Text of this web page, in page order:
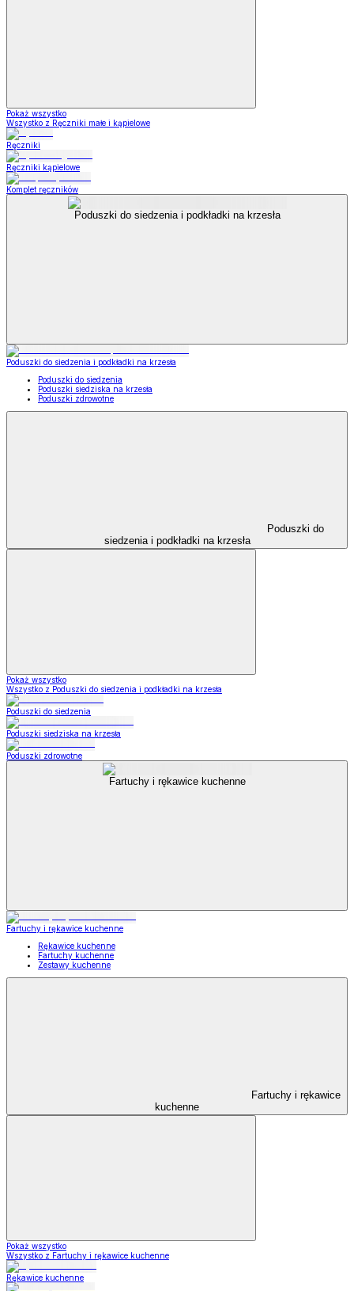
Pokaż wszystko
Wszystko z Ręczniki małe i kąpielowe
Ręczniki
Ręczniki kąpielowe
Komplet ręczników
Poduszki do siedzenia i podkładki na krzesła
Poduszki do siedzenia i podkładki na krzesła
Poduszki do siedzenia
Poduszki siedziska na krzesła
Poduszki zdrowotne
Poduszki do
siedzenia i podkładki na krzesła
Pokaż wszystko
Wszystko z Poduszki do siedzenia i podkładki na krzesła
Poduszki do siedzenia
Poduszki siedziska na krzesła
Poduszki zdrowotne
Fartuchy i rękawice kuchenne
Fartuchy i rękawice kuchenne
Rękawice kuchenne
Fartuchy kuchenne
Zestawy kuchenne
Fartuchy i rękawice
kuchenne
Pokaż wszystko
Wszystko z Fartuchy i rękawice kuchenne
Rękawice kuchenne